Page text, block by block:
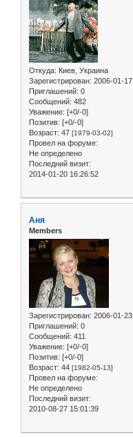
Откуда: Киев, Украина
Зарегистрирован: 2006-01-17
Приглашений: 0
Сообщений: 482
Уважение: [+0/-0]
Позитив: [+0/-0]
Возраст: 47 [1979-03-02]
Провел на форуме:
Не определено
Последний визит:
2014-01-20 16:26:52
Аня
Members
Зарегистрирован: 2006-01-23
Приглашений: 0
Сообщений: 411
Уважение: [+0/-0]
Позитив: [+0/-0]
Возраст: 44 [1982-05-13]
Провел на форуме:
Не определено
Последний визит:
2010-08-27 15:01:39